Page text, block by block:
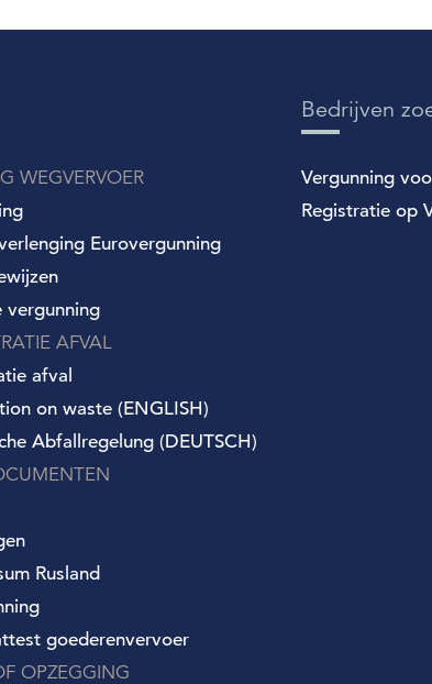
WEGVERVOER
Eurovergunning
vergunning
AFVAL
afval
on waste (ENGLISH)
Abfallregelung (DEUTSCH)
Rusland
goederenvervoer
OPZEGGING
Bedrijven
Vergunning
Registratie op